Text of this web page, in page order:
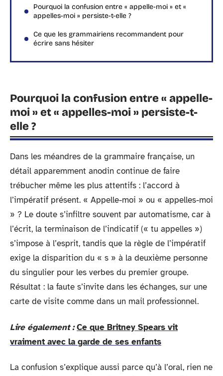
Pourquoi la confusion entre « appelle-moi » et «
appelles-moi » persiste-t-elle ?
Ce que les grammairiens recommandent pour
écrire sans hésiter
Pourquoi la confusion entre « appelle-
moi » et « appelles-moi » persiste-t-
elle ?
Dans les méandres de la grammaire française, un
détail apparemment anodin continue de faire
trébucher même les plus attentifs : l’accord à
l’impératif présent. « Appelle-moi » ou « appelles-moi
» ? Le doute s’infiltre souvent par automatisme, car à
l’écrit, la terminaison de l’indicatif (« tu appelles »)
s’impose à l’esprit, tandis que la règle de l’impératif
exige la disparition du « s » à la deuxième personne
du singulier pour les verbes du premier groupe.
Résultat : la faute s’invite dans les échanges, sur une
carte de visite comme dans un mail professionnel.
Lire également : Ce que Britney Spears vit
vraiment avec la garde de ses enfants
La confusion s’explique aussi parce qu’à l’oral, rien ne